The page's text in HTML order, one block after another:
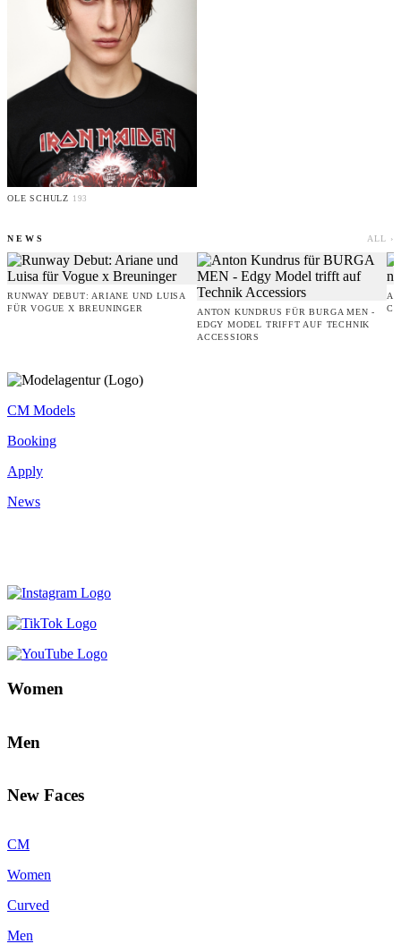
OLE SCHULZ 193
NEWS ALL ›
RUNWAY DEBUT: ARIANE UND LUISA
FÜR VOGUE X BREUNINGER
ANTON KUNDRUS FÜR BURGA MEN -
EDGY MODEL TRIFFT AUF TECHNIK
ACCESSIORS
CM Models
Booking
Apply
News
Women
Men
New Faces
CM
Women
Curved
Men